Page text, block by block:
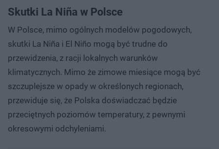
Skutki La Niña w Polsce
W Polsce, mimo ogólnych modelów pogodowych,
skutki La Niña i El Niño mogą być trudne do
przewidzenia, z racji lokalnych warunków
klimatycznych. Mimo że zimowe miesiące mogą być
szczuplejsze w opady w określonych regionach,
przewiduje się, że Polska doświadczać będzie
przeciętnych poziomów temperatury, z pewnymi
okresowymi odchyleniami.